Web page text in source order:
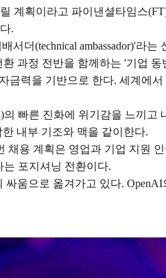
계획이라고 파이낸셜타임스
.
더(technical ambassador)'라
과정 전반을 함께하는 '기업
력을 기반으로 한다. 세계에
빠른 진화에 위기감을 느끼고
내부 기조와 맥을 같이한다.
용 계획은 영업과 기업 지원
포지셔닝 전환이다.
움으로 옮겨가고 있다.